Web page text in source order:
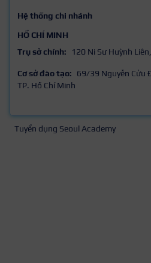
Hệ thống chi nhánh
HỒ CHÍ MINH
Trụ sở chính:
120 Ni Sư Huỳnh
Cơ sở đào tạo:
69/39 Nguyễn Cửu
TP. Hồ Chí Minh
Tuyển dụng Seoul Academy